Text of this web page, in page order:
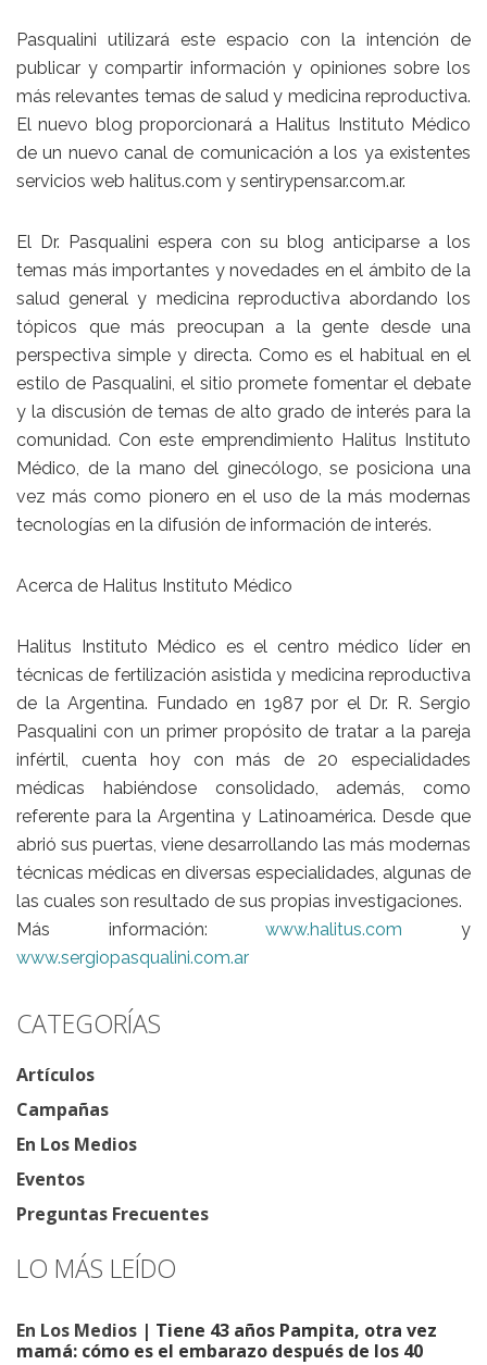
Pasqualini utilizará este espacio con la intención de
publicar y compartir información y opiniones sobre los
más relevantes temas de salud y medicina reproductiva.
El nuevo blog proporcionará a Halitus Instituto Médico
de un nuevo canal de comunicación a los ya existentes
servicios web halitus.com y sentirypensar.com.ar.
El Dr. Pasqualini espera con su blog anticiparse a los
temas más importantes y novedades en el ámbito de la
salud general y medicina reproductiva abordando los
tópicos que más preocupan a la gente desde una
perspectiva simple y directa. Como es el habitual en el
estilo de Pasqualini, el sitio promete fomentar el debate
y la discusión de temas de alto grado de interés para la
comunidad. Con este emprendimiento Halitus Instituto
Médico, de la mano del ginecólogo, se posiciona una
vez más como pionero en el uso de la más modernas
tecnologías en la difusión de información de interés.
Acerca de Halitus Instituto Médico
Halitus Instituto Médico es el centro médico líder en
técnicas de fertilización asistida y medicina reproductiva
de la Argentina. Fundado en 1987 por elDr. R. Sergio
Pasqualini con un primer propósito de tratar a la pareja
infértil, cuenta hoy con más de 20 especialidades
médicas habiéndose consolidado, además, como
referente para la Argentina y Latinoamérica. Desde que
abrió sus puertas, viene desarrollando las más modernas
técnicas médicas en diversas especialidades, algunas de
las cuales son resultado de sus propias investigaciones.
Más información:
www.halitus.com y
www.sergiopasqualini.com.ar
CATEGORÍAS
Artículos
Campañas
En Los Medios
Eventos
Preguntas Frecuentes
LO MÁS LEÍDO
En Los Medios | Tiene 43 años Pampita, otra vez
mamá: cómo es el embarazo después de los 40